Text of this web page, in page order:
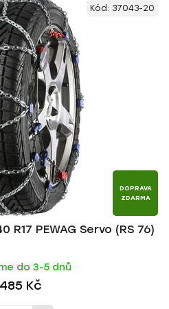
DOPRAVA
ZDARMA
PEWAG Servo (RS 76)
do 3-5 dnů
Kč
Kód: 37043-20